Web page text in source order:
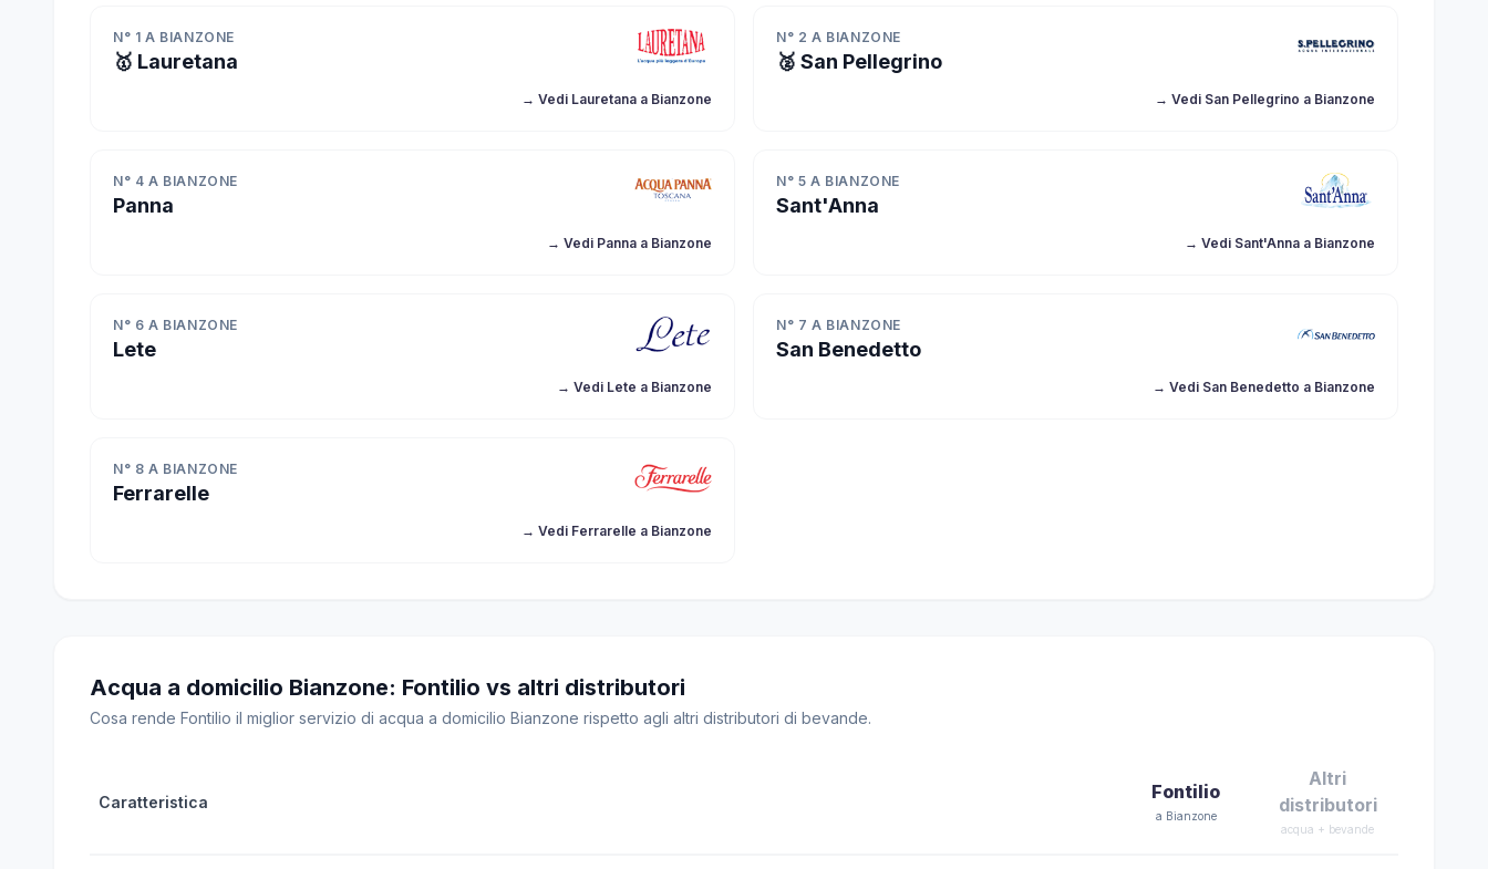
N° 1 A BIANZONE
🥇 Lauretana
→ Vedi Lauretana a Bianzone
N° 2 A BIANZONE
🥈 San Pellegrino
→ Vedi San Pellegrino a Bianzone
N° 4 A BIANZONE
Panna
→ Vedi Panna a Bianzone
N° 5 A BIANZONE
Sant'Anna
→ Vedi Sant'Anna a Bianzone
N° 6 A BIANZONE
Lete
→ Vedi Lete a Bianzone
N° 7 A BIANZONE
San Benedetto
→ Vedi San Benedetto a Bianzone
N° 8 A BIANZONE
Ferrarelle
→ Vedi Ferrarelle a Bianzone
Acqua a domicilio Bianzone: Fontilio vs altri distributori
Cosa rende Fontilio il miglior servizio di acqua a domicilio Bianzone rispetto agli altri distributori di bevande.
Caratteristica Fontilio
a Bianzone
Altri
distributori
acqua + bevande